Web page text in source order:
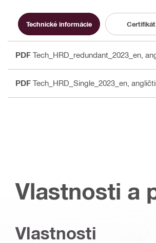
Technické informácie Certifikát
PDF Tech_HRD_redundant_2023_en ,
PDF Tech_HRD_Single_2023_en ,
Vlastnosti a
Vlastnosti